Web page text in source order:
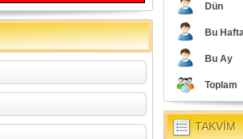
Dün
Bu
Bu Ay
Toplam
TAKVİM